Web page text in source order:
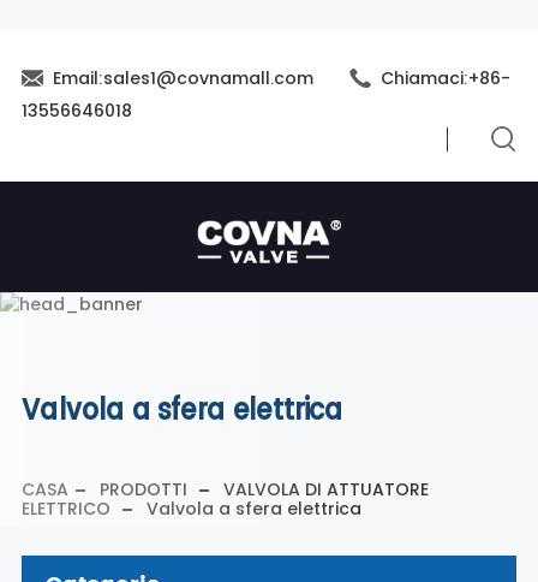
Email:sales1@covnamall.com
Chiamaci:+86-
13556646018
Valvola a sfera elettrica
CASA PRODOTTI
VALVOLA DI ATTUATORE
ELETTRICO
Valvola a sfera elettrica